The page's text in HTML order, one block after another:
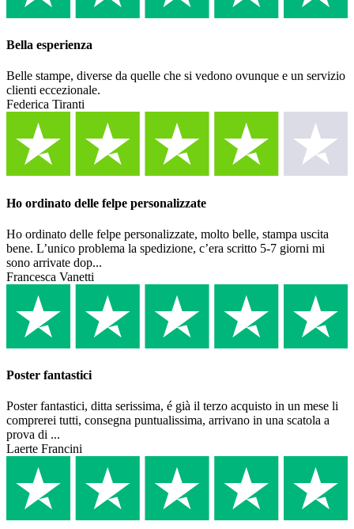
Bella esperienza
Belle stampe, diverse da quelle che si vedono ovunque e un servizio
clienti eccezionale.
Federica Tiranti
Ho ordinato delle felpe personalizzate
Ho ordinato delle felpe personalizzate, molto belle, stampa uscita
bene. L’unico problema la spedizione, c’era scritto 5-7 giorni mi
sono arrivate dop...
Francesca Vanetti
Poster fantastici
Poster fantastici, ditta serissima, é già il terzo acquisto in un mese li
comprerei tutti, consegna puntualissima, arrivano in una scatola a
prova di ...
Laerte Francini